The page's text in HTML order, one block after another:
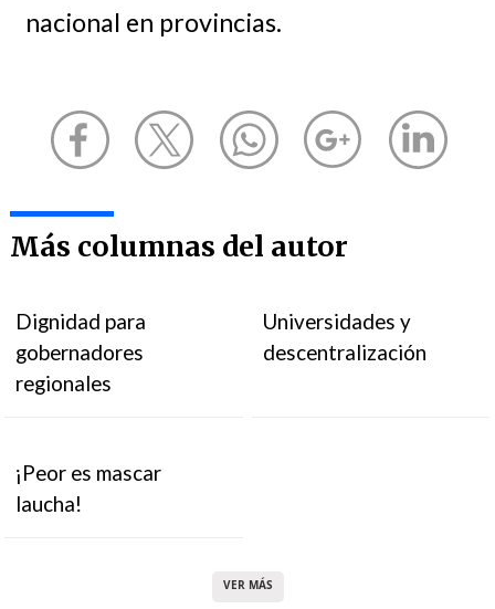
nacional en provincias.
Más columnas del autor
Dignidad para
gobernadores
regionales
Universidades y
descentralización
¡Peor es mascar
laucha!
VER MÁS